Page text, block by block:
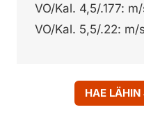
VO/Kal. 4,5/.177:
VO/Kal. 5,5/.22: m/
HAE